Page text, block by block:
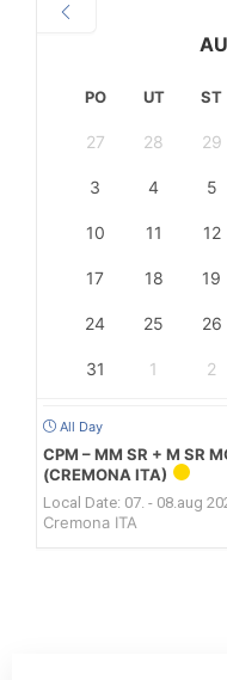
PO UT ST
27 28 29
3 4 5
10 11 12
17 18 19
24 25 26
31 1 2
All Day
CPM – MM SR + M SR
(CREMONA ITA)
Local Date: 07. - 08.aug
Cremona ITA